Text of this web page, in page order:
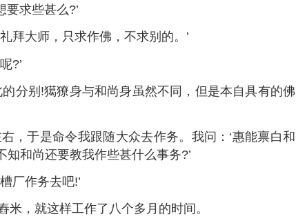
求些甚么?’
大师，只求作佛，不求别的。’
?’
别!獦獠身与和尚身虽然不同，但是本自具有的佛
于是命令我跟随大众去作务。我问：‘惠能禀白和
和尚还要教我作些甚什么事务?’
厂作务去吧!’
，就这样工作了八个多月的时间。